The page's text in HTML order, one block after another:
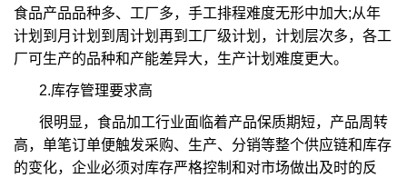
食品产品品种多、工厂多，手工排程难度无形中加大;从年
计划到月计划到周计划再到工厂级计划，计划层次多，各工
厂可生产的品种和产能差异大，生产计划难度更大。
2.库存管理要求高
很明显，食品加工行业面临着产品保质期短，产品周转
高，单笔订单便触发采购、生产、分销等整个供应链和库存
的变化，企业必须对库存严格控制和对市场做出及时的反